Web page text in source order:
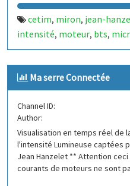
cetim, miron, jean-
intensité, moteur, bts,
distance,arts et métiers,
Ma serre Connectée
Channel ID:
Author:
Visualisation en temps réel de
l'intensité Lumineuse captées
Jean Hanzelet ** Attention ceci
courants de moteurs ne sont